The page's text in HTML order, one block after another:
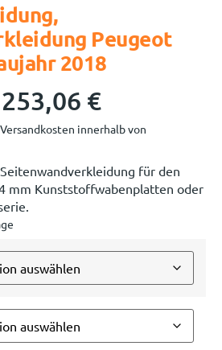
Peugeot
2018
253,06 €
Versandkosten innerhalb von
für den
mm Kunststoffwabenplatten oder